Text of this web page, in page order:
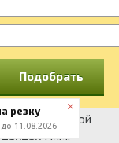
Подобрать
Уголок стальной
25x25x4 мм,
резку
до 11.08.2026